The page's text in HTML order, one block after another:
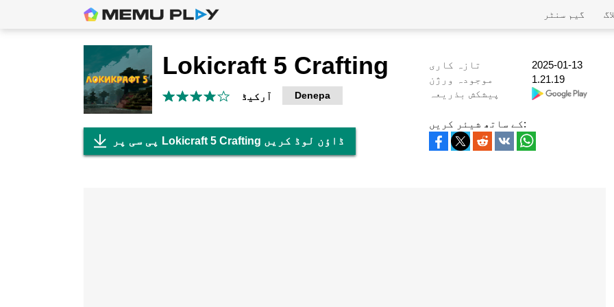
گیم سنٹر
Lokicraft 5 Crafting
آرکیڈ Denepa
تازہ کاری
2025-01-13
موجودہ ورژن
1.21.19
پیشکش بذریعہ
پی سی پر Lokicraft 5 Crafting ڈاؤن لوڈ کریں
کے ساتھ شیئر کریں: